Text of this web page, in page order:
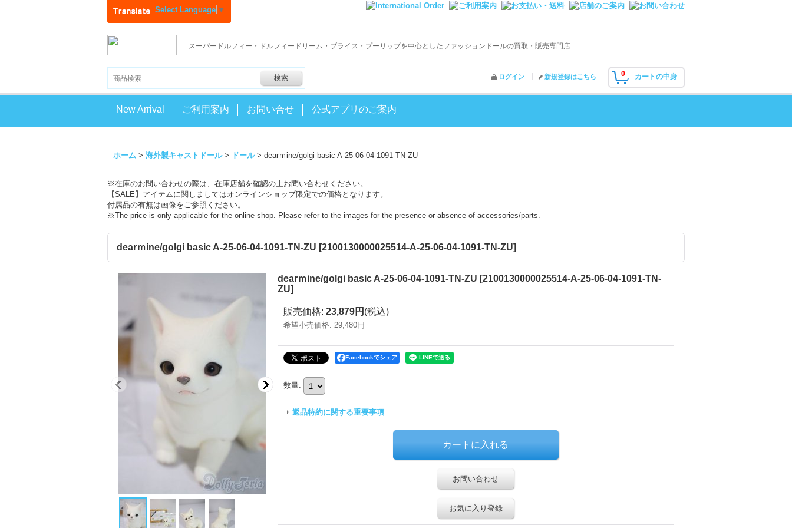
Select Language ▼
スーパードルフィー・ドルフィードリーム・ブライス・プーリップを中心としたファッションドールの買取・販売専門店
0 カートの中身
ログイン 新規登録はこちら
New Arrival ご利用案内 お問い合せ 公式アプリのご案内
ホーム > 海外製キャストドール > ドール > dearｍine/golgi basic A-25-06-04-1091-TN-ZU
※在庫のお問い合わせの際は、在庫店舗を確認の上お問い合わせください。
【SALE】アイテムに関しましてはオンラインショップ限定での価格となります。
付属品の有無は画像をご参照ください。
※The price is only applicable for the online shop. Please refer to the images for the presence or absence of accessories/parts.
dearｍine/golgi basic A-25-06-04-1091-TN-ZU [2100130000025514-A-25-06-04-1091-TN-ZU]
dearｍine/golgi basic A-25-06-04-1091-TN-ZU [2100130000025514-A-25-06-04-1091-TN-
ZU]
販売価格: 23,879円 (税込)
希望小売価格: 29,480円
Facebookでシェア
数量:
返品特約に関する重要事項
お問い合わせ
お気に入り登録